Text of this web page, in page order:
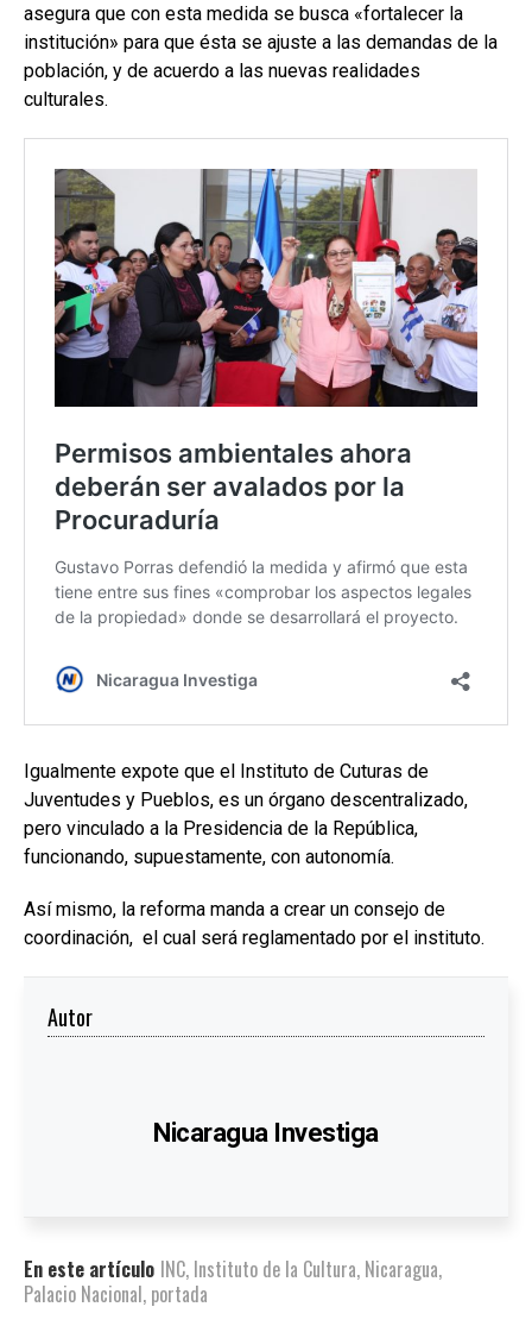
asegura que con esta medida se busca «fortalecer la
institución» para que ésta se ajuste a las demandas de la
población, y de acuerdo a las nuevas realidades
culturales.
Igualmente expote que el Instituto de Cuturas de
Juventudes y Pueblos, es un órgano descentralizado,
pero vinculado a la Presidencia de la República,
funcionando, supuestamente, con autonomía.
Así mismo, la reforma manda a crear un consejo de
coordinación, el cual será reglamentado por el instituto.
Autor
Nicaragua Investiga
En este artículo INC, Instituto de la Cultura, Nicaragua,
Palacio Nacional, portada